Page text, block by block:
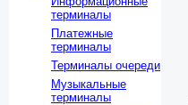
терминалы
Платежные
терминалы
Терминалы очереди
Музыкальные
терминалы